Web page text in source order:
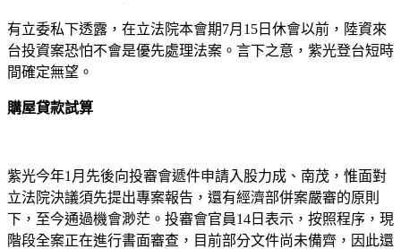
有立委私下透露，在立法院本會期7月15日休會以前，陸資來
台投資案恐怕不會是優先處理法案。言下之意，紫光登台短時
間確定無望。
購屋貸款試算
紫光今年1月先後向投審會遞件申請入股力成、南茂，惟面對
立法院決議須先提出專案報告，還有經濟部併案嚴審的原則
下，至今通過機會渺茫。投審會官員14日表示，按照程序，現
階段全案正在進行書面審查，目前部分文件尚未備齊，因此還